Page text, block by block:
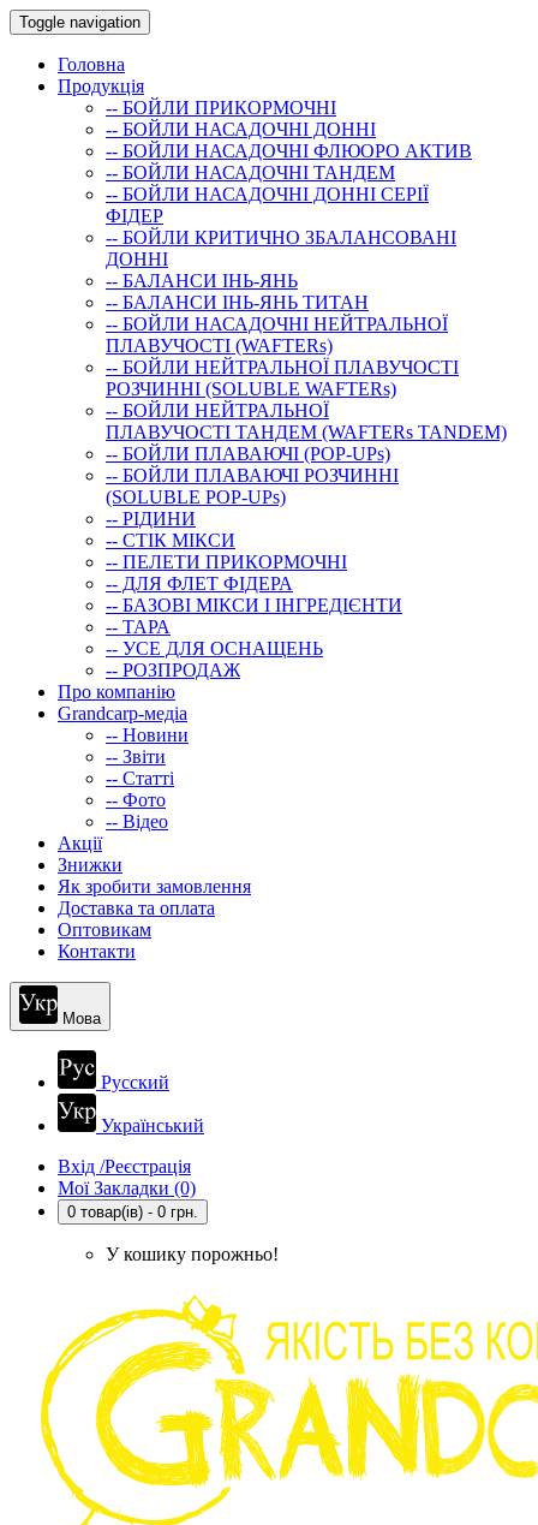
Toggle navigation
Головна
Продукція
-- БОЙЛИ ПРИКОРМОЧНI
-- БОЙЛИ НАСАДОЧНI ДОННI
-- БОЙЛИ НАСАДОЧНІ ФЛЮОРО АКТИВ
-- БОЙЛИ НАСАДОЧНІ ТАНДЕМ
-- БОЙЛИ НАСАДОЧНI ДОННI СЕРIÏ
ФIДЕР
-- БОЙЛИ КРИТИЧНО ЗБАЛАНСОВАНІ
ДОННІ
-- БАЛАНСИ ІНЬ-ЯНЬ
-- БАЛАНСИ ІНЬ-ЯНЬ ТИТАН
-- БОЙЛИ НАСАДОЧНI НЕЙТРАЛЬНОÏ
ПЛАВУЧОСТI (WAFTERs)
-- БОЙЛИ НЕЙТРАЛЬНОЇ ПЛАВУЧОСТІ
РОЗЧИННІ (SOLUBLE WAFTERs)
-- БОЙЛИ НЕЙТРАЛЬНОЇ
ПЛАВУЧОСТІ ТАНДЕМ (WAFTERs TANDEM)
-- БОЙЛИ ПЛАВАЮЧІ (POP-UPs)
-- БОЙЛИ ПЛАВАЮЧI РОЗЧИННI
(SOLUBLE POP-UPs)
-- РIДИНИ
-- СТIК МIКСИ
-- ПЕЛЕТИ ПРИКОРМОЧНІ
-- ДЛЯ ФЛЕТ ФІДЕРА
-- БАЗОВІ МІКСИ І ІНГРЕДІЄНТИ
-- ТАРА
-- УСЕ ДЛЯ ОСНАЩЕНЬ
-- РОЗПРОДАЖ
Про компанію
Grandcarp-медіа
-- Новини
-- Звіти
-- Статті
-- Фото
-- Відео
Акції
Знижки
Як зробити замовлення
Доставка та оплата
Оптовикам
Контакти
Мова
Русский
Український
Вхід /Реєстрація
Мої Закладки (0)
0 товар(ів) - 0 грн.
У кошику порожньо!